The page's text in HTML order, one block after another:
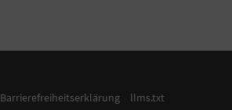
Barrierefreiheitserklärung
llms.txt